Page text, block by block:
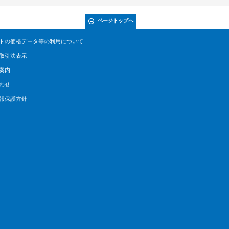
ページトップへ
の価格データ等の利用について
引法表示
内
せ
保護方針